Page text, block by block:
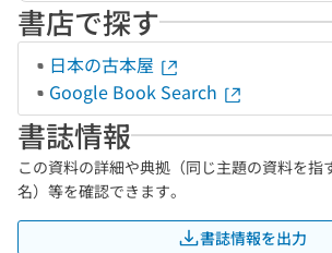
書店で探す
日本の古本屋
Google Book Search
書誌情報
この資料の詳細や典拠（同じ主題の資料を指
名）等を確認できます。
書誌情報を出力